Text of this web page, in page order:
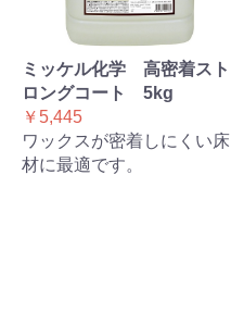
ミッケル化学 高密着スト
ロングコート 5kg
￥5,445
ワックスが密着しにくい床
材に最適です。